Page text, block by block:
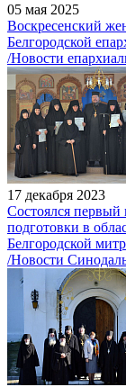
05 мая 2025
Воскресенский
Белгородской
/Новости
17 декабря 2023
Состоялся первый
подготовки в
Белгородской
/Новости